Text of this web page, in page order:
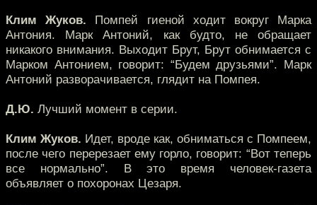
Клим Жуков. Помпей гиеной ходит вокруг Марка
Антония. Марк Антоний, как будто, не обращает
никакого внимания. Выходит Брут, Брут обнимается с
Марком Антонием, говорит: “Будем друзьями”. Марк
Антоний разворачивается, глядит на Помпея.
Д.Ю. Лучший момент в серии.
Клим Жуков. Идет, вроде как, обниматься с Помпеем,
после чего перерезает ему горло, говорит: “Вот теперь
все нормально”. В это время человек-газета
объявляет о похоронах Цезаря.